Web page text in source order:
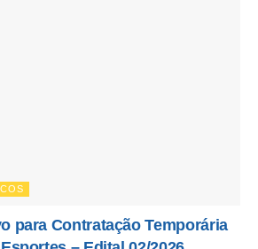
para Contratação Temporária